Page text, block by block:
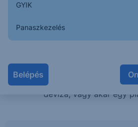
GYIK
Panaszkezelés
Belépés
Mi az a Strukturált
termékhez, vagy termékek
mögöttes termék lehet
deviza, vagy akár egy